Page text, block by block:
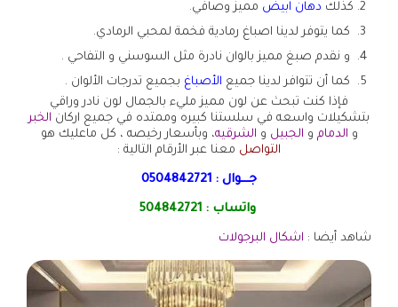
كذلك دهان ابيض مميز وصافي.
كما يتوفر لدينا اصباغ رمادية فخمة لمحبي الرمادي.
و نقدم صبغ مميز بالوان نادرة مثل السوسني و التفاحي .
كما أن تتوافر لدينا جميع الأصباغ بجميع تدرجات الألوان .
فإذا كنت تبحث عن لون مميز مليء بالجمال لون نادر وراقي
بتشكيلات واسعه في سلستنا كبيره وممتده في جميع اركان الخبر
و الدمام و الجبيل و الشرقيه، وبأسعار رخيصه ، كل ماعليك هو
التواصل معنا عبر الأرقام التالية :
جـــوال : 0504842721
واتساب :504842721
شاهد أيضا : اشكال البرجولات